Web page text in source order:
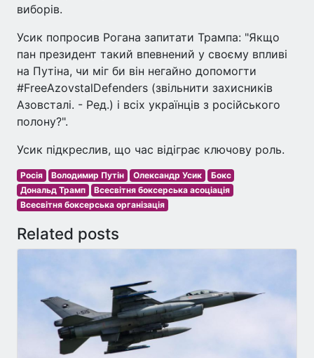
виборів.
Усик попросив Рогана запитати Трампа: "Якщо
пан президент такий впевнений у своєму впливі
на Путіна, чи міг би він негайно допомогти
#FreeAzovstalDefenders (звільнити захисників
Азовсталі. - Ред.) і всіх українців з російського
полону?".
Усик підкреслив, що час відіграє ключову роль.
Росія Володимир Путін Олександр Усик
Бокс
Дональд Трамп
Всесвітня боксерська асоціація
Всесвітня боксерська організація
Related posts